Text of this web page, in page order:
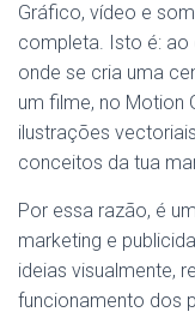
Gráfico, vídeo e
completa. Isto é: ao
onde se cria uma
um filme, no Motion
ilustrações
conceitos da tua
Por essa razão, é
marketing e
ideias visualmente,
funcionamento dos